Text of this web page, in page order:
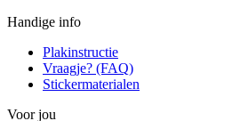
Handige info
Plakinstructie
Vraagje? (FAQ)
Stickermaterialen
Voor jou